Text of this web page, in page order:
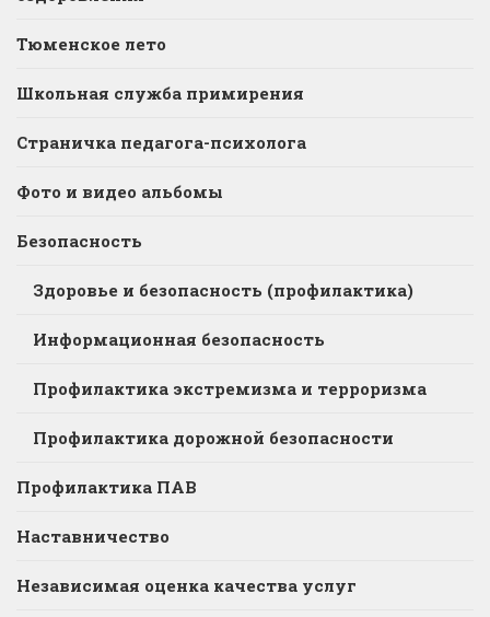
Тюменское лето
Школьная служба примирения
Страничка педагога-психолога
Фото и видео альбомы
Безопасность
Здоровье и безопасность (профилактика)
Информационная безопасность
Профилактика экстремизма и терроризма
Профилактика дорожной безопасности
Профилактика ПАВ
Наставничество
Независимая оценка качества услуг